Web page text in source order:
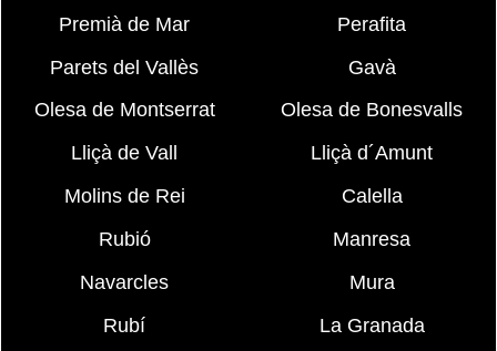
Premià de Mar
Perafita
Parets del Vallès
Gavà
Olesa de Montserrat
Olesa de Bonesvalls
Lliçà de Vall
Lliçà d´Amunt
Molins de Rei
Calella
Rubió
Manresa
Navarcles
Mura
Rubí
La Granada